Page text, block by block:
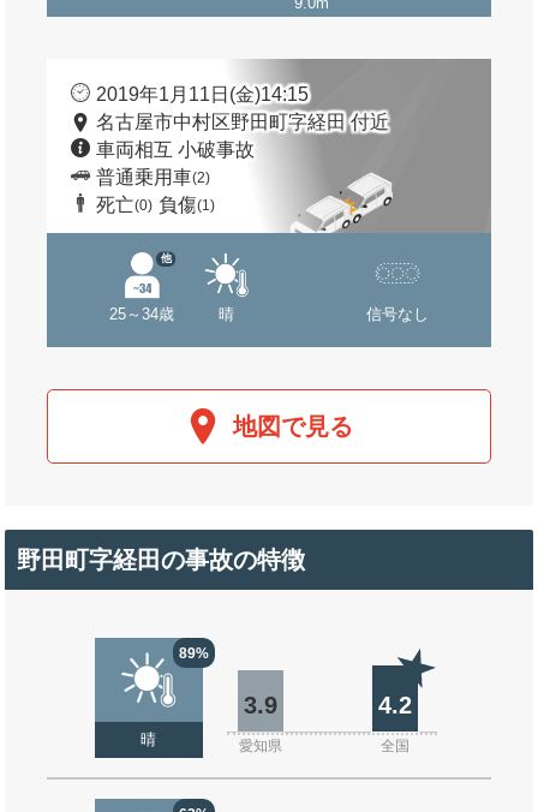
2019年1月11日(金)14:15
名古屋市中村区野田町字経田 付近
車両相互 小破事故
普通乗用車(2)
死亡(0) 負傷(1)
25～34歳
他
晴 信号なし
地図で見る
野田町字経田の事故の特徴
89%
晴
3.9 4.2
愛知県 全国